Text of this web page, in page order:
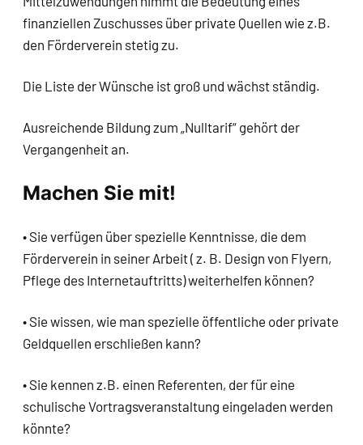
finanziellen Zuschusses über private Quellen wie z.B.
den Förderverein stetig zu.
Die Liste der Wünsche ist groß und wächst ständig.
Ausreichende Bildung zum „Nulltarif“ gehört der
Vergangenheit an.
Machen Sie mit!
• Sie verfügen über spezielle Kenntnisse, die dem
Förderverein in seiner Arbeit ( z. B. Design von Flyern,
Pflege des Internetauftritts) weiterhelfen können?
• Sie wissen, wie man spezielle öffentliche oder private
Geldquellen erschließen kann?
• Sie kennen z.B. einen Referenten, der für eine
schulische Vortragsveranstaltung eingeladen werden
könnte?